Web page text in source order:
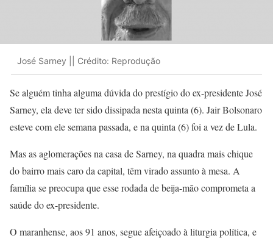
José Sarney || Crédito: Reprodução
Se alguém tinha alguma dúvida do prestígio do ex-presidente José
Sarney, ela deve ter sido dissipada nesta quinta (6). Jair Bolsonaro
esteve com ele semana passada, e na quinta (6) foi a vez de Lula.
Mas as aglomerações na casa de Sarney, na quadra mais chique
do bairro mais caro da capital, têm virado assunto à mesa. A
família se preocupa que esse rodada de beija-mão comprometa a
saúde do ex-presidente.
O maranhense, aos 91 anos, segue afeiçoado à liturgia política, e